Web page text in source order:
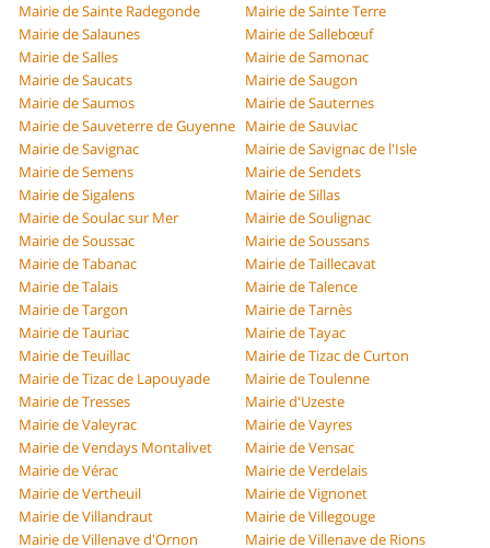
Mairie de Sainte Radegonde
Mairie de Sainte Terre
Mairie de Salaunes
Mairie de Sallebœuf
Mairie de Salles
Mairie de Samonac
Mairie de Saucats
Mairie de Saugon
Mairie de Saumos
Mairie de Sauternes
Mairie de Sauveterre de Guyenne Mairie de Sauviac
Mairie de Savignac
Mairie de Savignac de l'Isle
Mairie de Semens
Mairie de Sendets
Mairie de Sigalens
Mairie de Sillas
Mairie de Soulac sur Mer
Mairie de Soulignac
Mairie de Soussac
Mairie de Soussans
Mairie de Tabanac
Mairie de Taillecavat
Mairie de Talais
Mairie de Talence
Mairie de Targon
Mairie de Tarnès
Mairie de Tauriac
Mairie de Tayac
Mairie de Teuillac
Mairie de Tizac de Curton
Mairie de Tizac de Lapouyade
Mairie de Toulenne
Mairie de Tresses
Mairie d'Uzeste
Mairie de Valeyrac
Mairie de Vayres
Mairie de Vendays Montalivet
Mairie de Vensac
Mairie de Vérac
Mairie de Verdelais
Mairie de Vertheuil
Mairie de Vignonet
Mairie de Villandraut
Mairie de Villegouge
Mairie de Villenave d'Ornon
Mairie de Villenave de Rions